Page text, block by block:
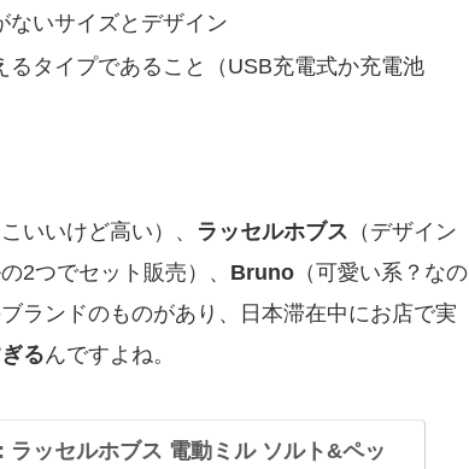
ないサイズとデザイン
タイプであること（USB充電式か充電池
こいいけど高い）、 ラッセルホブス （デザイン
2つでセット販売）、 Bruno （可愛い系？なの
ランドのものがあり、日本滞在中にお店で実
るんですよね。
ッセルホブス 電動ミル ソルト&ペッ